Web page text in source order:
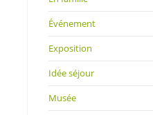
Événement
Exposition
Idée séjour
Musée